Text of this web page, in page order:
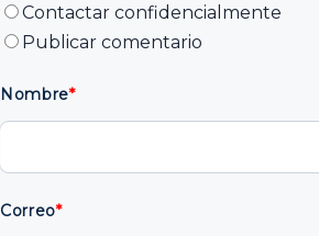
Contactar confidencialmente
Publicar comentario
Nombre*
Correo*